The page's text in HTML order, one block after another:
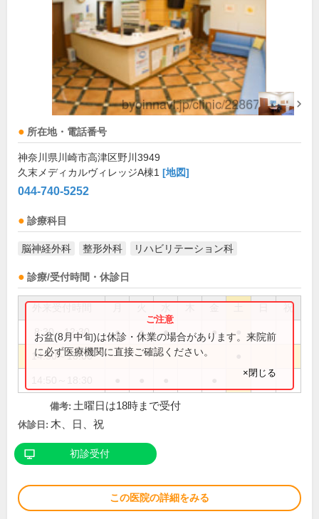
所在地・電話番号
神奈川県川崎市高津区野川3949
久末メディカルヴィレッジA棟1 [地図]
044-740-5252
診療科目
脳神経外科 整形外科 リハビリテーション科
診療/受付時間・休診日
祝
8:30～12:30 ● ● ● ●
14:50～18:00
お盆(8月中旬)は休診・休業の場合があります。来院前
に必ず医療機関に直接ご確認ください。
×閉じる
備考: 土曜日は18時まで受付
休診日: 木、日、祝
初診受付
この医院の詳細をみる